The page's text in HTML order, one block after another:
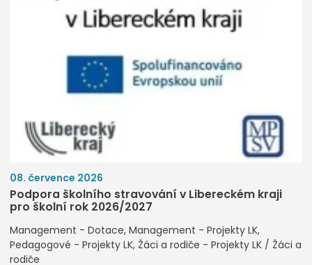
08. července 2026
Podpora školního stravování v Libereckém kraji
pro školní rok 2026/2027
Management - Dotace Management - Projekty LK
Pedagogové - Projekty LK Žáci a rodiče - Projekty LK / Žáci a
rodiče